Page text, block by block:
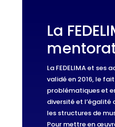
La
La FEDELIMA et ses
validé en 2016, le
problématiques et
diversité et l’égalité
les structures de
Pour mettre en
Le
Le
Ce programme
accompagnement
collectif gratuit
des expériences,
modèles de
développer leurs